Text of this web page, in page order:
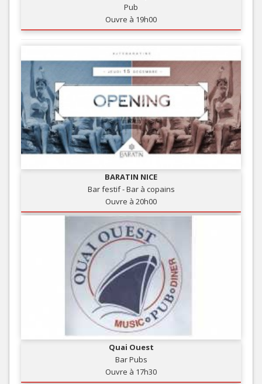
Pub
Ouvre à 19h00
BARATIN NICE
Bar festif - Bar à copains
Ouvre à 20h00
Quai Ouest
Bar Pubs
Ouvre à 17h30